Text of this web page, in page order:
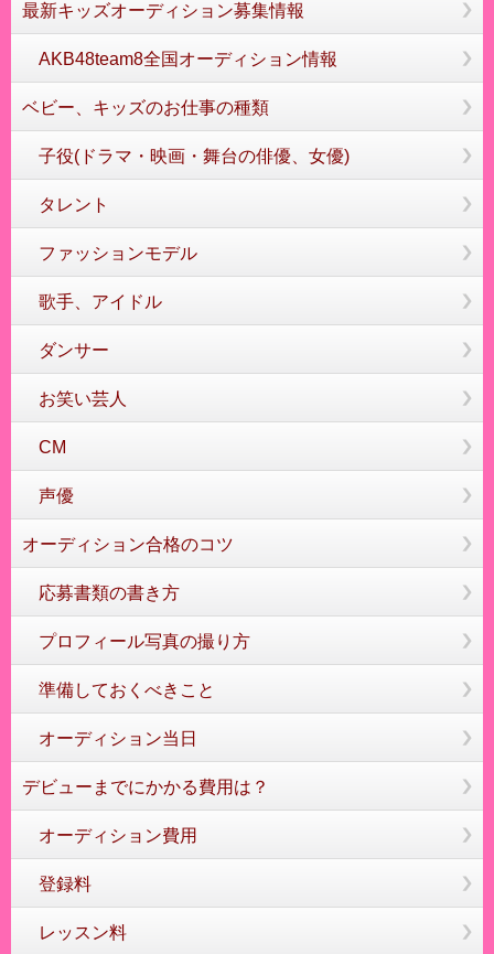
最新キッズオーディション募集情報
AKB48team8全国オーディション情報
ベビー、キッズのお仕事の種類
子役(ドラマ・映画・舞台の俳優、女優)
タレント
ファッションモデル
歌手、アイドル
ダンサー
お笑い芸人
CM
声優
オーディション合格のコツ
応募書類の書き方
プロフィール写真の撮り方
準備しておくべきこと
オーディション当日
デビューまでにかかる費用は？
オーディション費用
登録料
レッスン料